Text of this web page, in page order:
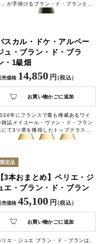
」が手掛けるブラン・ド・ブランとロ
のセットです。この季節、乾杯に、贈
スカル・ドケ・アルペー
ュ・ブラン・ド・ブラ
・1級畑
売価格 14,850円（税込）
お買い物かごに追加
年にフランスで最も権威あるワイ
雑誌メイユール・ヴァン・ド・フラン
にて3ツ星を獲得したトップクラスの
産者「パスカル・ドケ」。ビオロジッ
をご堪能ください。
限定品
【3本おまとめ】ペリエ・ジ
エ・ブラン・ド・ブラン
売価格 45,100円（税込）
お買い物かごに追加
リエ・ジュエ ブラン・ド・ブランは、